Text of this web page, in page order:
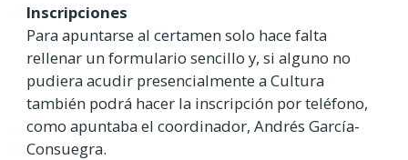
Inscripciones
Para apuntarse al certamen solo hace falta
rellenar un formulario sencillo y, si alguno no
pudiera acudir presencialmente a Cultura
también podrá hacer la inscripción por teléfono,
como apuntaba el coordinador, Andrés García-
Consuegra.